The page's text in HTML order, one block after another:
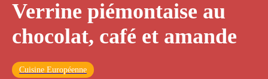
Verrine piémontaise au
chocolat, café et amande
Cuisine Européenne